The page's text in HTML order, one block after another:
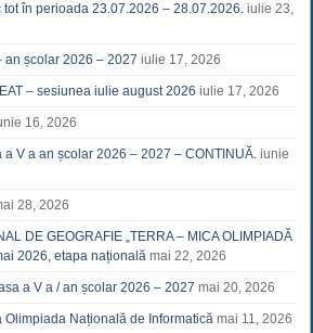
în perioada 23.07.2026 – 28.07.2026. iulie 23,
an școlar 2026 – 2027 iulie 17, 2026
– sesiunea iulie august 2026 iulie 17, 2026
16, 2026
a V a an școlar 2026 – 2027 – CONTINUĂ. iunie
28, 2026
DE GEOGRAFIE „TERRA – MICA OLIMPIADĂ
2026, etapa națională mai 22, 2026
a V a / an școlar 2026 – 2027 mai 20, 2026
Olimpiada Națională de Informatică mai 11, 2026